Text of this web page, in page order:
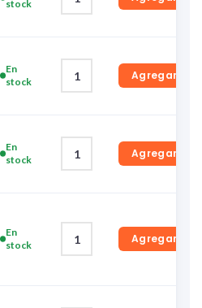
stock
En
stock
Agregar
En
stock
Agregar
En
stock
Agregar